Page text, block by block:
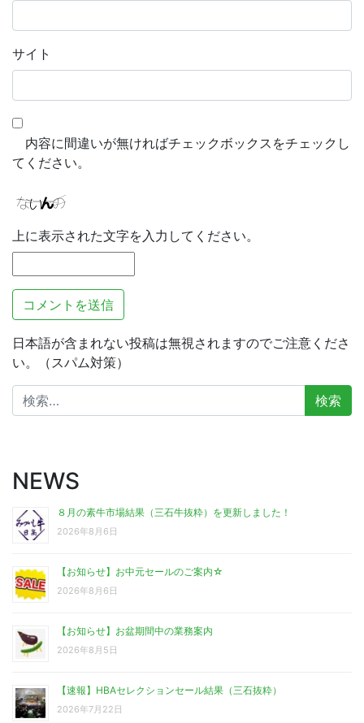
サイト
内容に間違いが無ければチェックボックスをチェックし
てください。
上に表示された文字を入力してください。
日本語が含まれない投稿は無視されますのでご注意くださ
い。（スパム対策）
検
索:
NEWS
８月の素牛市場結果（三石牛抜粋）を更新しました！
2026年8月6日
【お知らせ】お中元セールのご案内☆
2026年8月6日
【お知らせ】お盆期間中の業務案内
2026年8月5日
【速報】HBAセレクションセール結果（三石抜粋）
2026年7月22日